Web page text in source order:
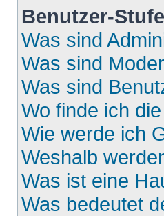
Benutzer-
Was sind
Was sind
Was sind
Wo finde ich
Wie werde ich
Weshalb
Was ist eine
Was bedeutet